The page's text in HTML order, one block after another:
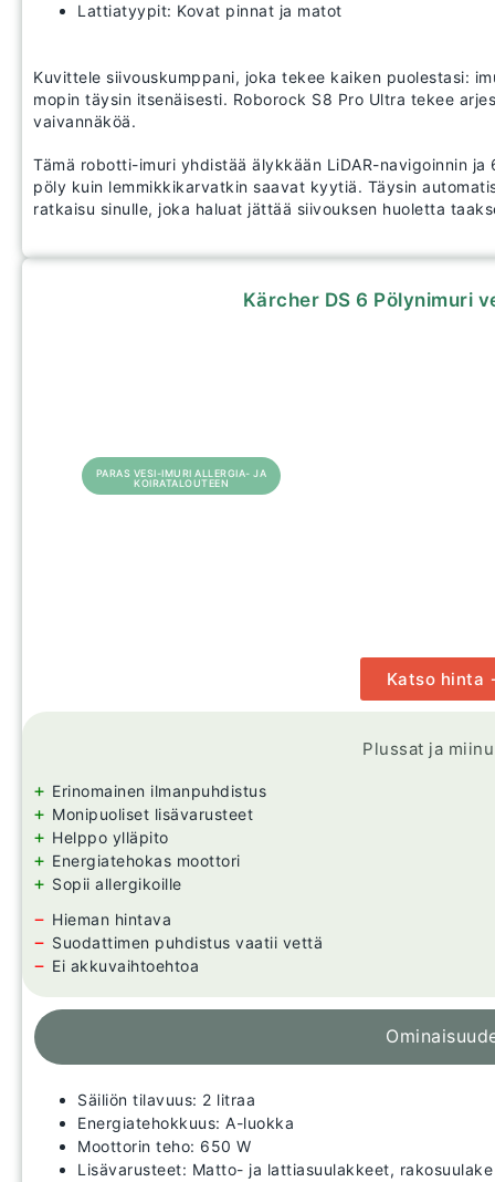
Lattiatyypit: Kovat pinnat ja matot
Kuvittele siivouskumppani, joka tekee kaiken puolestasi:
mopin täysin itsenäisesti. Roborock S8 Pro Ultra tekee
vaivannäköä.
Tämä robotti-imuri yhdistää älykkään LiDAR-navigoinnin
pöly kuin lemmikkikarvatkin saavat kyytiä. Täysin
ratkaisu sinulle, joka haluat jättää siivouksen huoletta
Kärcher DS 6 Pölynimuri
PARAS VESI-IMURI ALLERGIA- JA
KOIRATALOUTEEN
Katso hinta
Plussat ja
+ Erinomainen ilmanpuhdistus
+ Monipuoliset lisävarusteet
+ Helppo ylläpito
+ Energiatehokas moottori
+ Sopii allergikoille
− Hieman hintava
− Suodattimen puhdistus vaatii vettä
− Ei akkuvaihtoehtoa
Säiliön tilavuus: 2 litraa
Energiatehokkuus: A-luokka
Moottorin teho: 650 W
Lisävarusteet: Matto- ja lattiasuulakkeet, rakosuulake